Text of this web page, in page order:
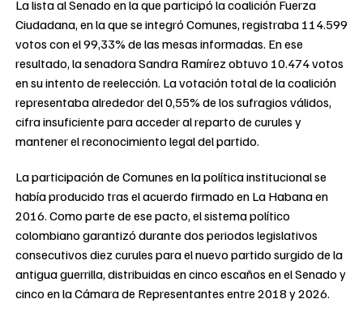
La lista al Senado en la que participó la coalición Fuerza
Ciudadana, en la que se integró Comunes, registraba 114.599
votos con el 99,33% de las mesas informadas. En ese
resultado, la senadora Sandra Ramírez obtuvo 10.474 votos
en su intento de reelección. La votación total de la coalición
representaba alrededor del 0,55% de los sufragios válidos,
cifra insuficiente para acceder al reparto de curules y
mantener el reconocimiento legal del partido.
La participación de Comunes en la política institucional se
había producido tras el acuerdo firmado en La Habana en
2016. Como parte de ese pacto, el sistema político
colombiano garantizó durante dos periodos legislativos
consecutivos diez curules para el nuevo partido surgido de la
antigua guerrilla, distribuidas en cinco escaños en el Senado y
cinco en la Cámara de Representantes entre 2018 y 2026.